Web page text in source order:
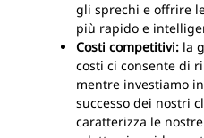
gli sprechi e offrire
più rapido e
Costi competitivi: la
costi ci consente di
mentre investiamo
successo dei nostri
caratterizza le